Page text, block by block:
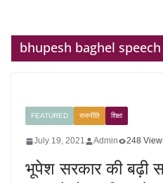
bhupesh baghel speech
FEATURED राजनीति शिक्षा
July 19, 2021 Admin 248
भूपेश सरकार की बढ़ी